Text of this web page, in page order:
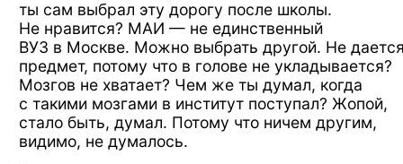
ты сам выбрал эту дорогу после школы.
Не нравится? МАИ — не единственный
ВУЗ в Москве. Можно выбрать другой. Не
предмет, потому что в голове не укладывается?
Мозгов не хватает? Чем же ты думал, когда
с такими мозгами в институт поступал? Жопой,
стало быть, думал. Потому что ничем другим,
видимо, не думалось.